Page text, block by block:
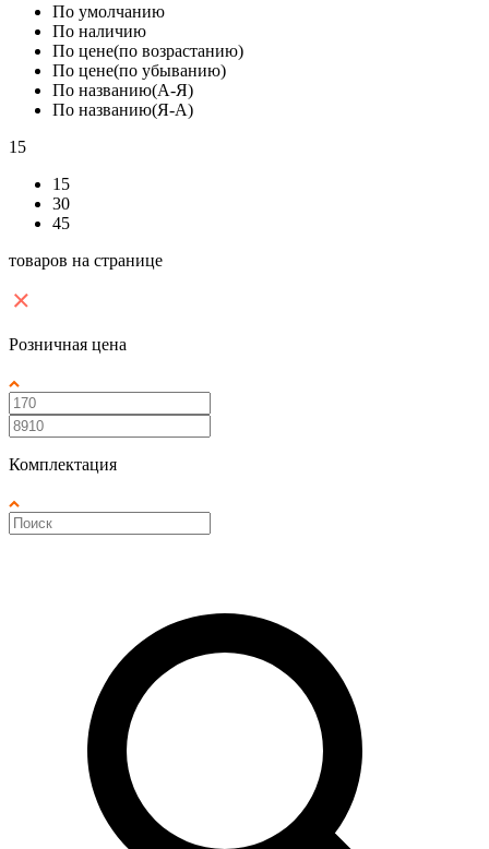
По умолчанию
По наличию
По цене(по возрастанию)
По цене(по убыванию)
По названию(А-Я)
По названию(Я-А)
15
15
30
45
товаров на странице
Розничная цена
Комплектация